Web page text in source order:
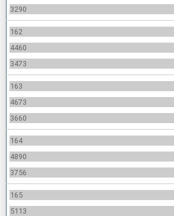
3290
162
4460
3473
163
4673
3660
164
4890
3756
165
5113